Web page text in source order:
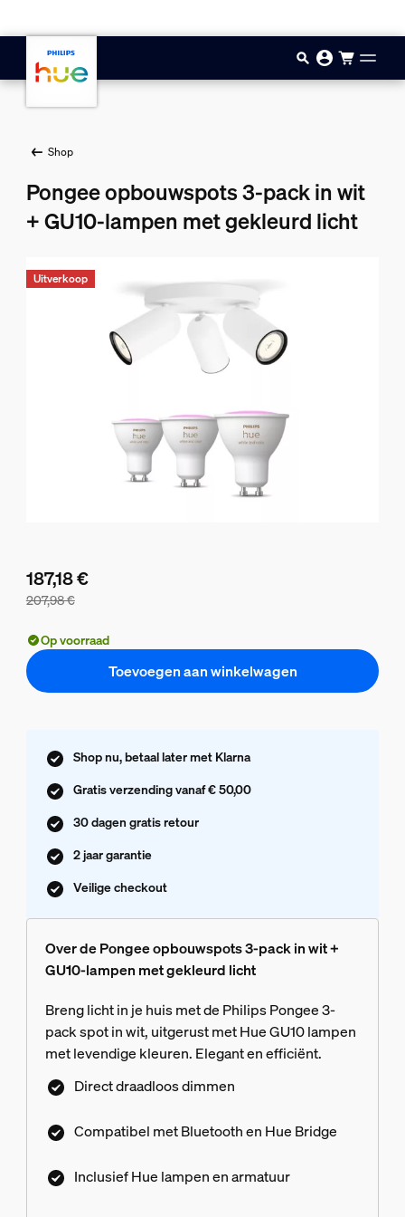
Shop
Pongee opbouwspots 3-pack in wit
+ GU10-lampen met gekleurd licht
207,98 €
187,18 €
Uitverkoop
Op voorraad
Toevoegen aan winkelwagen
Shop nu, betaal later met Klarna
Gratis verzending vanaf € 50,00
30 dagen gratis retour
2 jaar garantie
Veilige checkout
Over de Pongee opbouwspots 3-pack in wit +
GU10-lampen met gekleurd licht
Breng licht in je huis met de Philips Pongee 3-
pack spot in wit, uitgerust met Hue GU10 lampen
met levendige kleuren. Elegant en efficiënt.
Direct draadloos dimmen
Compatibel met Bluetooth en Hue Bridge
Inclusief Hue lampen en armatuur